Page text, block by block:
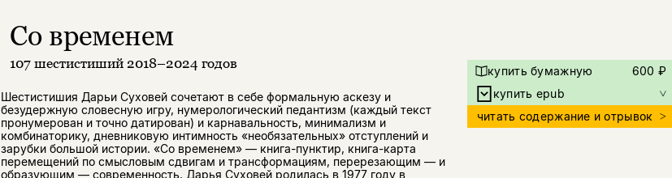
Со временем
107 шестистиший 2018–2024 годов
Шестистишия Дарьи Суховей сочетают в себе формальную аскезу и
безудержную словесную игру, нумерологический педантизм (каждый текст
пронумерован и точно датирован) и карнавальность, минимализм и
комбинаторику, дневниковую интимность «необязательных» отступлений и
зарубки большой истории. «Со временем» — книга-пунктир, книга-карта
перемещений по смысловым сдвигам и трансформациям, перерезающим — и
образующим — современность. Дарья Суховей родилась в 1977 году в
купить бумажную
600 ₽
купить epub
читать содержание и отрывок